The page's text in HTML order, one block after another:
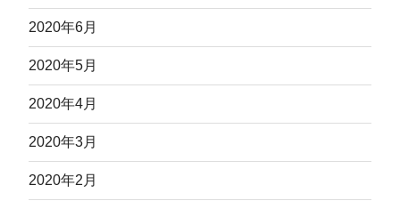
2020年6月
2020年5月
2020年4月
2020年3月
2020年2月